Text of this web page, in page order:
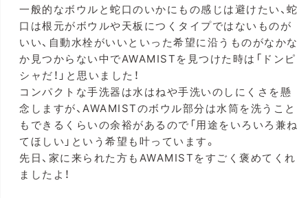
一般的なボウルと蛇口のいかにもの感じは避けたい、蛇
口は根元がボウルや天板につくタイプではないものが
いい、自動水栓がいいといった希望に沿うものがなかな
か見つからない中でAWAMISTを見つけた時は「ドンピ
シャだ！」と思いました！
コンパクトな手洗器は水はねや手洗いのしにくさを懸
念しますが、AWAMISTのボウル部分は水筒を洗うこと
もできるくらいの余裕があるので「用途をいろいろ兼ね
てほしい」という希望も叶っています。
先日、家に来られた方もAWAMISTをすごく褒めてくれ
ましたよ！